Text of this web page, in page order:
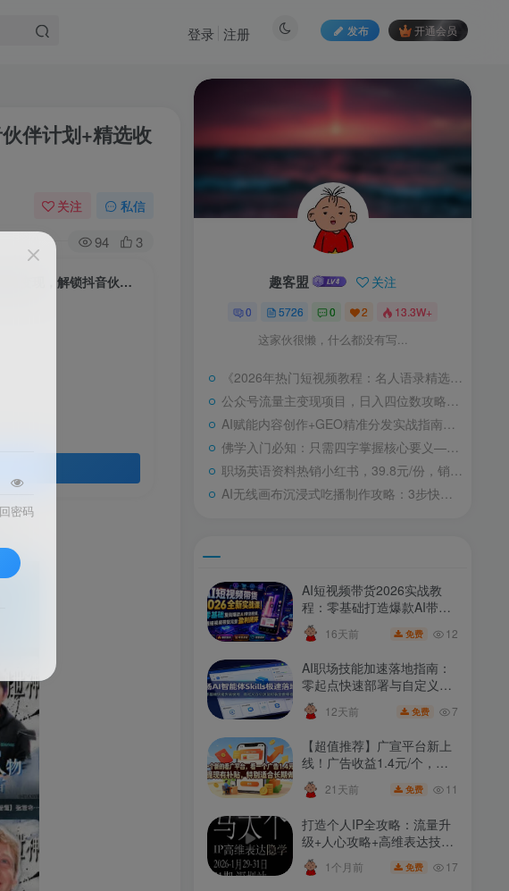
发布 开通会员
登录 注册
伴计划+精选收
关注 私信
94 3
抖音24W粉丝博主的人物志解说教学，从内容打磨到流量变现，解锁抖音伙伴计划+精选收益双份收益 趣客盟 关注
0 5726 0 2 13.3W+
这家伙很懒，什么都没有写...
《2026年热门短视频教程：名人语录精选，涨粉变现秘诀一网打尽》
公众号流量主变现项目，日入四位数攻略：普通人轻松上手，8月最新变现技巧揭秘
AI赋能内容创作+GEO精准分发实战指南：解锁AI量产SOP与高效分发策略【白皮书】
佛学入门必知：只需四字掌握核心要义——佛学精粹初探
职场英语资料热销小红书，39.8元/份，销量突破2万份，新手轻松上手教程
AI无线画布沉浸式吃播制作攻略：3步快速上手，保姆级教程，无线画布工作流详解
AI短视频带货2026实战教
程：零基础打造爆款AI带货
视频，解锁短视频盈利全流
程秘诀16天前 免费 12
AI职场技能加速落地指南：
零起点快速部署与自定义封
装，全流程实操课程
12天前 免费 7
【超值推荐】广宣平台新上
线！广告收益1.4元/个，提
现补贴福利大，长期运营更
赚钱！🔍揭秘💰
21天前 免费 11
打造个人IP全攻略：流量升
级+人心攻略+高维表达技巧
深度解析课
1个月前 免费 17
密码